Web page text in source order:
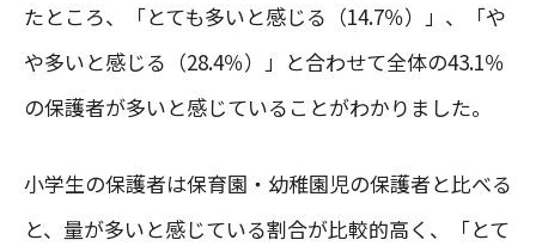
たところ、「とても多いと感じる（14.7％）」、「や
や多いと感じる（28.4％）」と合わせて全体の43.1％
の保護者が多いと感じていることがわかりました。
小学生の保護者は保育園・幼稚園児の保護者と比べる
と、量が多いと感じている割合が比較的高く、「とて